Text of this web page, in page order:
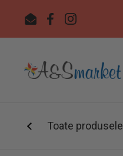
EmailFacebookInstagram
Toate produsele